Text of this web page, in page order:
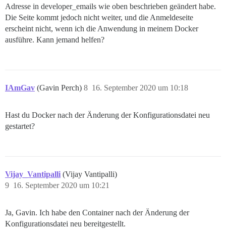
Adresse in developer_emails wie oben beschrieben geändert habe.
Die Seite kommt jedoch nicht weiter, und die Anmeldeseite
erscheint nicht, wenn ich die Anwendung in meinem Docker
ausführe. Kann jemand helfen?
IAmGav (Gavin Perch) 16. September 2020 um 10:18
8
Hast du Docker nach der Änderung der Konfigurationsdatei neu
gestartet?
Vijay_Vantipalli (Vijay Vantipalli)
16. September 2020 um 10:21
9
Ja, Gavin. Ich habe den Container nach der Änderung der
Konfigurationsdatei neu bereitgestellt.